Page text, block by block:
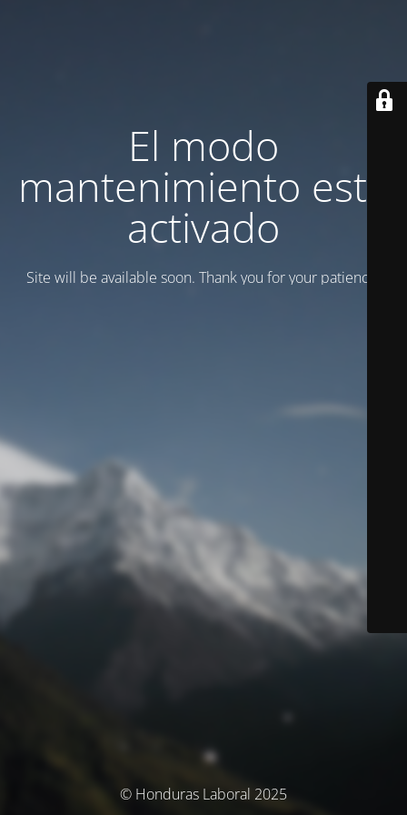
El modo
mantenimiento está
activado
Site will be available soon. Thank you for your patience!
© Honduras Laboral 2025